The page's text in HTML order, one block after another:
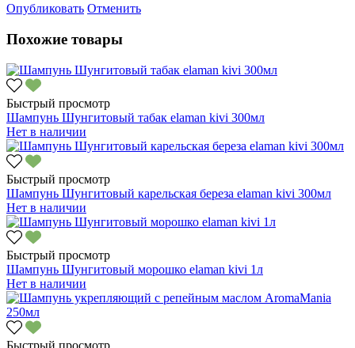
Опубликовать Отменить
Похожие товары
Быстрый просмотр
Шампунь Шунгитовый табак elaman kivi 300мл
Нет в наличии
Быстрый просмотр
Шампунь Шунгитовый карельская береза elaman kivi 300мл
Нет в наличии
Быстрый просмотр
Шампунь Шунгитовый морошко elaman kivi 1л
Нет в наличии
Быстрый просмотр